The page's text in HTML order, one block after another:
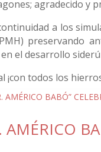
agradecido y
a los
preservando
el desarrollo
¡con todos los
AMÉRICO